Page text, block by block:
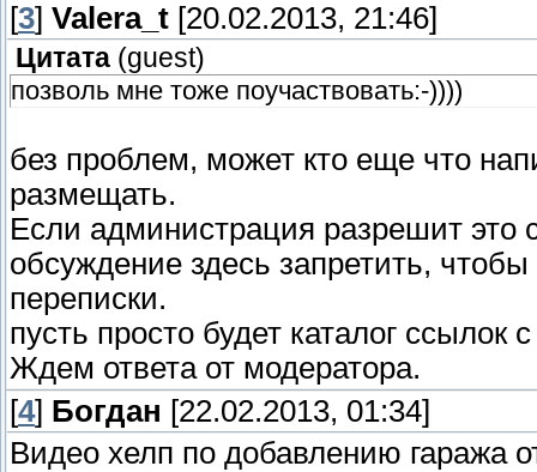
[3] Valera_t [20.02.2013, 21:46]
Цитата (guest)
позволь мне тоже поучаствовать:-))))
без проблем, может кто еще что
размещать.
Если администрация разрешит это
обсуждение здесь запретить,
переписки.
пусть просто будет каталог ссылок
Ждем ответа от модератора.
[4] Богдан [22.02.2013, 01:34]
Видео хелп по добавлению гаража